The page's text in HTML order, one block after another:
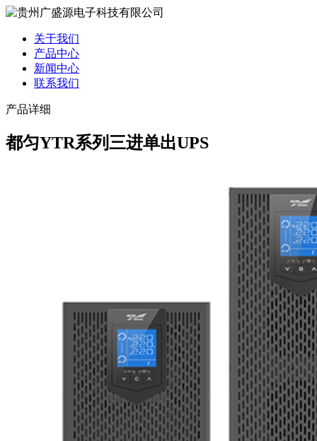
关于我们
产品中心
新闻中心
联系我们
产品详细
都匀YTR系列三进单出UPS